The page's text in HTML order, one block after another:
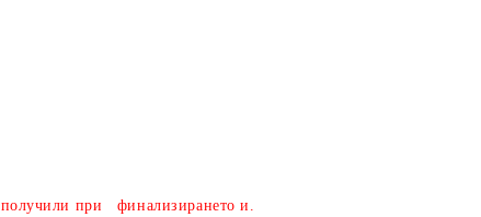
поръчки/
получили при финализирането и.